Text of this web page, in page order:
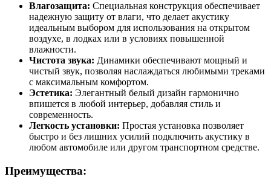
Влагозащита: Специальная конструкция обеспечивает
надежную защиту от влаги, что делает акустику
идеальным выбором для использования на открытом
воздухе, в лодках или в условиях повышенной
влажности.
Чистота звука: Динамики обеспечивают мощный и
чистый звук, позволяя наслаждаться любимыми треками
с максимальным комфортом.
Эстетика: Элегантный белый дизайн гармонично
впишется в любой интерьер, добавляя стиль и
современность.
Легкость установки: Простая установка позволяет
быстро и без лишних усилий подключить акустику в
любом автомобиле или другом транспортном средстве.
Преимущества: